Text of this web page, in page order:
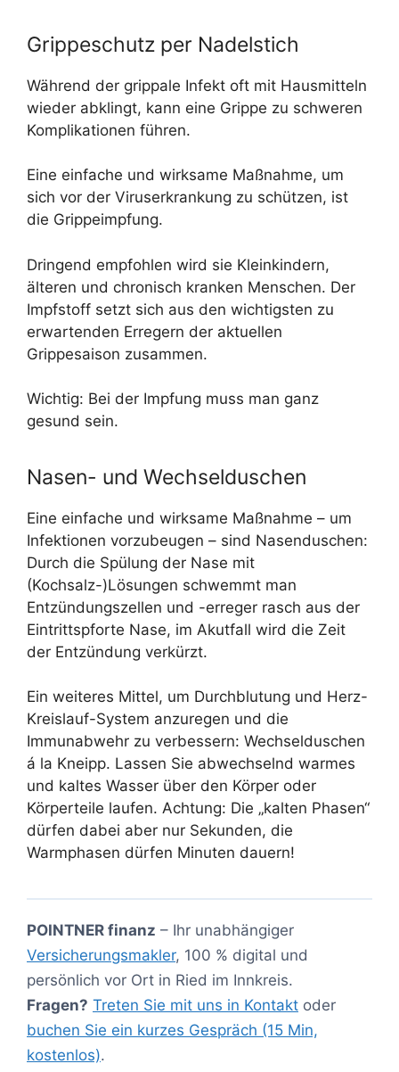
Grippeschutz per Nadelstich
Während der grippale Infekt oft mit Hausmitteln
wieder abklingt, kann eine Grippe zu schweren
Komplikationen führen.
Eine einfache und wirksame Maßnahme, um
sich vor der Viruserkrankung zu schützen, ist
die Grippeimpfung.
Dringend empfohlen wird sie Kleinkindern,
älteren und chronisch kranken Menschen. Der
Impfstoff setzt sich aus den wichtigsten zu
erwartenden Erregern der aktuellen
Grippesaison zusammen.
Wichtig: Bei der Impfung muss man ganz
gesund sein.
Nasen- und Wechselduschen
Eine einfache und wirksame Maßnahme – um
Infektionen vorzubeugen – sind Nasenduschen:
Durch die Spülung der Nase mit
(Kochsalz-)Lösungen schwemmt man
Entzündungszellen und -erreger rasch aus der
Eintrittspforte Nase, im Akutfall wird die Zeit
der Entzündung verkürzt.
Ein weiteres Mittel, um Durchblutung und Herz-
Kreislauf-System anzuregen und die
Immunabwehr zu verbessern: Wechselduschen
á la Kneipp. Lassen Sie abwechselnd warmes
und kaltes Wasser über den Körper oder
Körperteile laufen. Achtung: Die „kalten Phasen“
dürfen dabei aber nur Sekunden, die
Warmphasen dürfen Minuten dauern!
POINTNER finanz – Ihr unabhängiger
Versicherungsmakler, 100 % digital und
persönlich vor Ort in Ried im Innkreis.
Fragen? Treten Sie mit uns in Kontakt oder
buchen Sie ein kurzes Gespräch (15 Min,
kostenlos).